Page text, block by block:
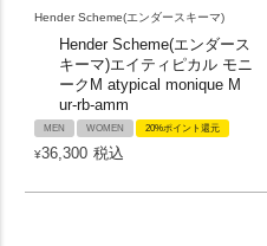
Hender Scheme(エンダースキーマ)
Hender Scheme(エンダース
キーマ)エイティピカル モニ
ークM atypical monique M
ur-rb-amm
MEN WOMEN 20%ポイント還元
¥36,300 税込